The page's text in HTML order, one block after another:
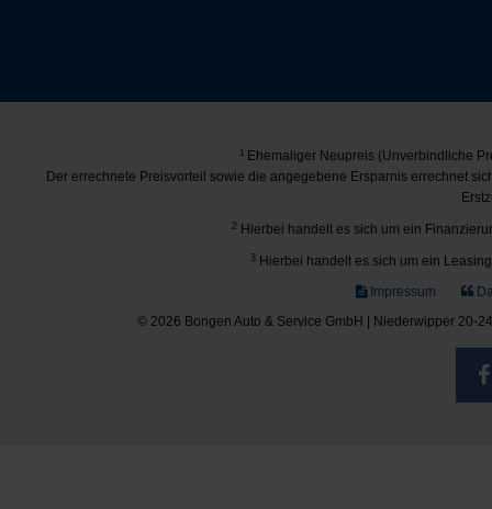
1Ehemaliger Neupreis (Unverbindliche
Der errechnete Preisvorteil sowie die angegebene Ersparnis errechnet
2 Hierbei handelt es sich um ein
3 Hierbei handelt es sich um ein
Impressum
© 2026 Bongen Auto & Service GmbH | Niederwipper 20-